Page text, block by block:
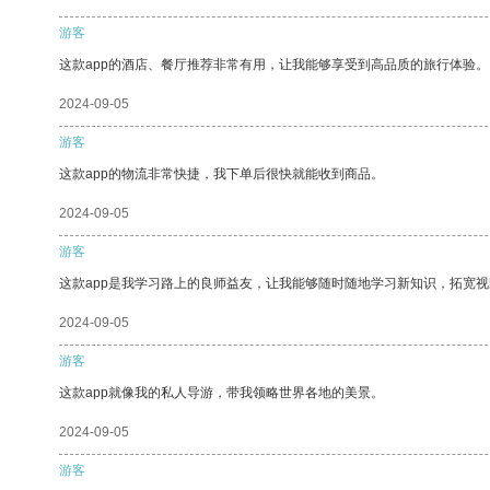
游客
这款app的酒店、餐厅推荐非常有用，让我能够享受到高品质的旅行体验。
2024-09-05
游客
这款app的物流非常快捷，我下单后很快就能收到商品。
2024-09-05
游客
这款app是我学习路上的良师益友，让我能够随时随地学习新知识，拓宽
2024-09-05
游客
这款app就像我的私人导游，带我领略世界各地的美景。
2024-09-05
游客